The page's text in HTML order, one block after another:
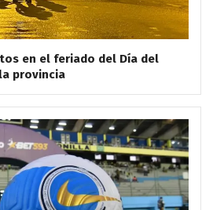
en el feriado del Día del
provincia